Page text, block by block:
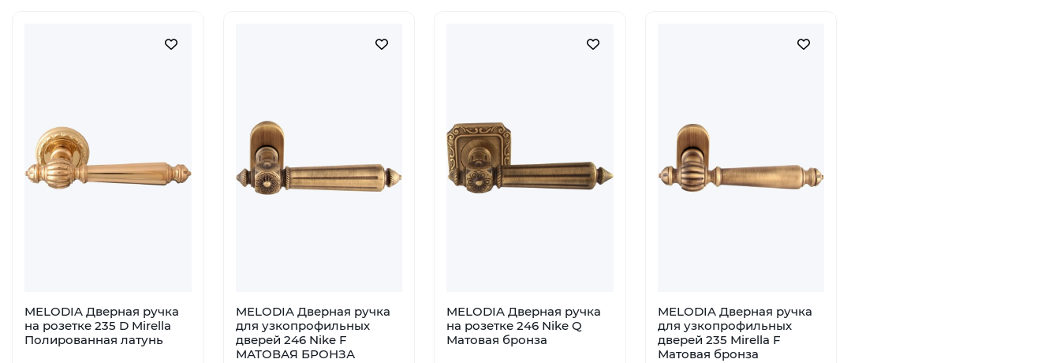
MELODIA Дверная ручка
на розетке 235 D Mirella
Полированная латунь
MELODIA Дверная ручка
для узкопрофильных
дверей 246 Nike F
МАТОВАЯ БРОНЗА
MELODIA Дверная ручка
на розетке 246 Nike Q
Матовая бронза
MELODIA Дверная ручка
для узкопрофильных
дверей 235 Mirella F
Матовая бронза